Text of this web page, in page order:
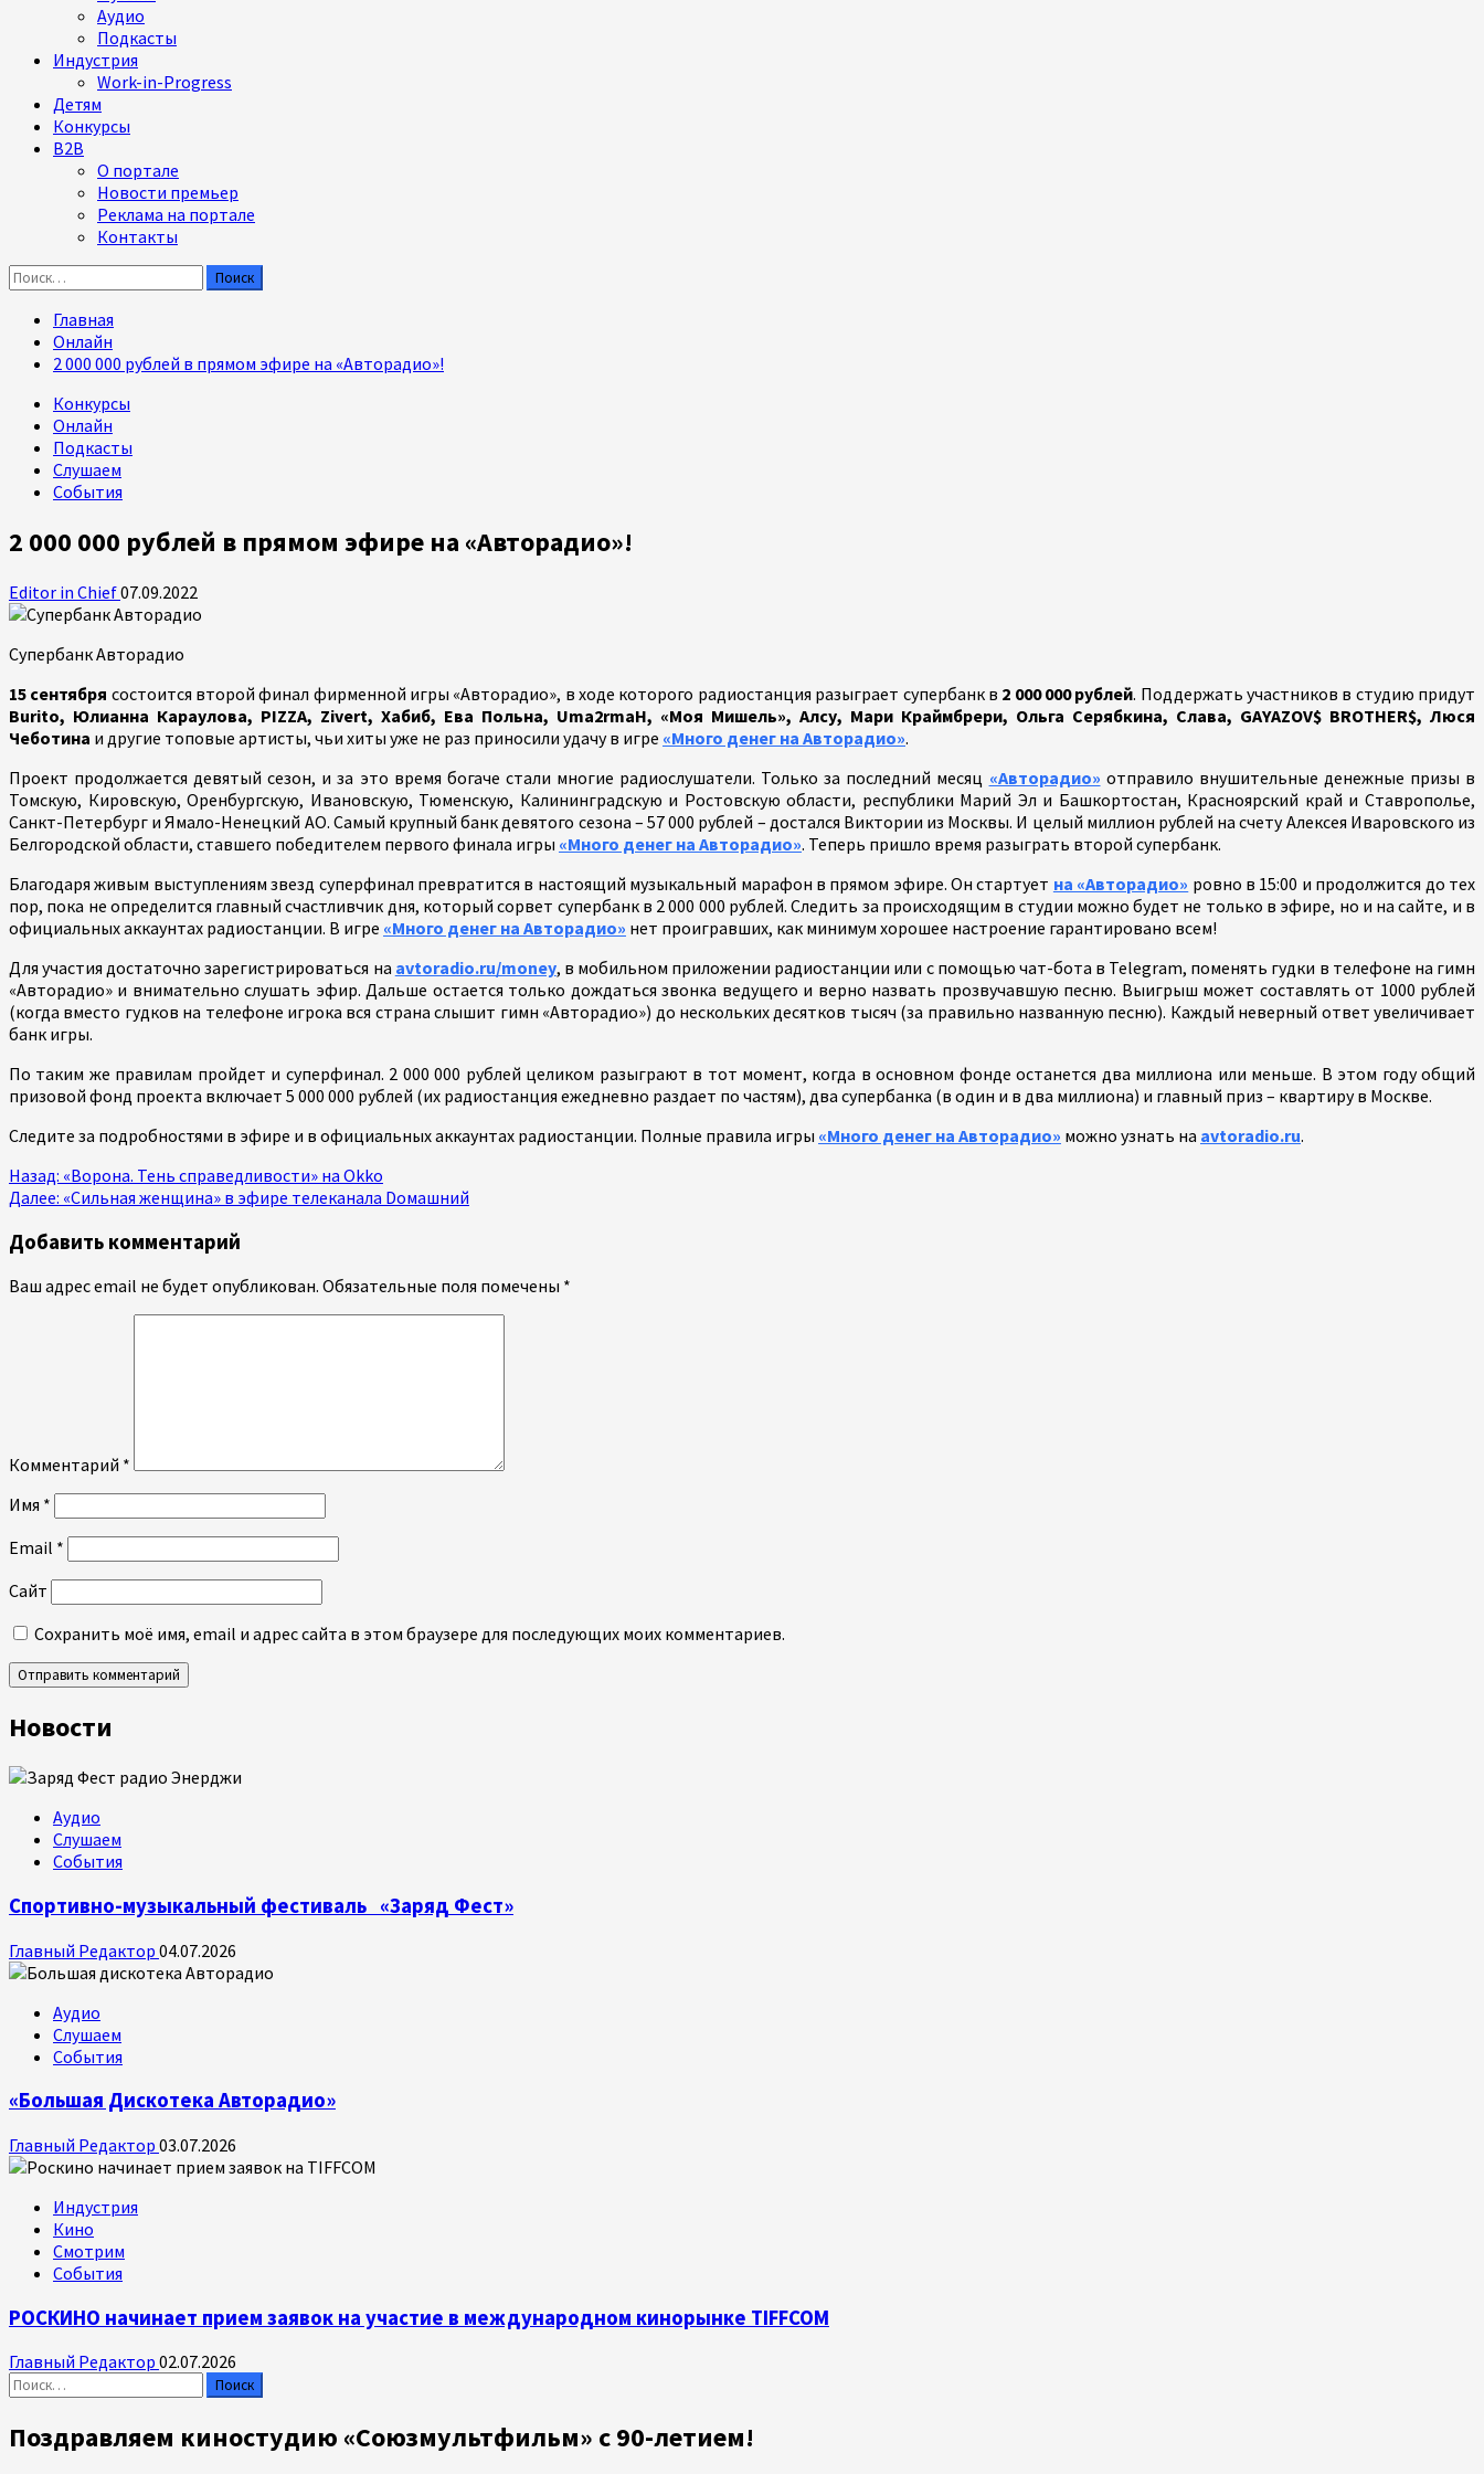
Аудио
Подкасты
Индустрия
Work-in-Progress
Детям
Конкурсы
B2B
О портале
Новости премьер
Реклама на портале
Контакты
Найти:
Главная
Онлайн
2 000 000 рублей в прямом эфире на «Авторадио»!
Конкурсы
Онлайн
Подкасты
Слушаем
События
2 000 000 рублей в прямом эфире на «Авторадио»!
Editor in Chief07.09.2022
Супербанк Авторадио
15 сентября состоится второй финал фирменной игры «Авторадио», в ходе которого радиостанция разыграет супербанк в 2 000 000 рублей. Поддержать участников в студию придут
Burito, Юлианна Караулова, PIZZA, Zivert, Хабиб, Ева Польна, Uma2rmaH, «Моя Мишель», Алсу, Мари Краймбрери, Ольга Серябкина, Слава, GAYAZOV$ BROTHER$, Люся
Чеботина и другие топовые артисты, чьи хиты уже не раз приносили удачу в игре «Много денег на Авторадио».
Проект продолжается девятый сезон, и за это время богаче стали многие радиослушатели. Только за последний месяц «Авторадио» отправило внушительные денежные призы в
Томскую, Кировскую, Оренбургскую, Ивановскую, Тюменскую, Калининградскую и Ростовскую области, республики Марий Эл и Башкортостан, Красноярский край и Ставрополье,
Санкт-Петербург и Ямало-Ненецкий АО. Самый крупный банк девятого сезона – 57 000 рублей – достался Виктории из Москвы. И целый миллион рублей на счету Алексея Иваровского из
Белгородской области, ставшего победителем первого финала игры «Много денег на Авторадио». Теперь пришло время разыграть второй супербанк.
Благодаря живым выступлениям звезд суперфинал превратится в настоящий музыкальный марафон в прямом эфире. Он стартует на «Авторадио» ровно в 15:00 и продолжится до тех
пор, пока не определится главный счастливчик дня, который сорвет супербанк в 2 000 000 рублей. Следить за происходящим в студии можно будет не только в эфире, но и на сайте, и в
официальных аккаунтах радиостанции. В игре «Много денег на Авторадио» нет проигравших, как минимум хорошее настроение гарантировано всем!
Для участия достаточно зарегистрироваться на avtoradio.ru/money, в мобильном приложении радиостанции или с помощью чат-бота в Telegram, поменять гудки в телефоне на гимн
«Авторадио» и внимательно слушать эфир. Дальше остается только дождаться звонка ведущего и верно назвать прозвучавшую песню. Выигрыш может составлять от 1000 рублей
(когда вместо гудков на телефоне игрока вся страна слышит гимн «Авторадио») до нескольких десятков тысяч (за правильно названную песню). Каждый неверный ответ увеличивает
банк игры.
По таким же правилам пройдет и суперфинал. 2 000 000 рублей целиком разыграют в тот момент, когда в основном фонде останется два миллиона или меньше. В этом году общий
призовой фонд проекта включает 5 000 000 рублей (их радиостанция ежедневно раздает по частям), два супербанка (в один и в два миллиона) и главный приз – квартиру в Москве.
Следите за подробностями в эфире и в официальных аккаунтах радиостанции. Полные правила игры «Много денег на Авторадио» можно узнать на avtoradio.ru.
Продолжить
чтение
Назад: «Ворона. Тень справедливости» на Okko
Далее: «Сильная женщина» в эфире телеканала Dомашний
Добавить комментарий
Ваш адрес email не будет опубликован. Обязательные поля помечены *
Комментарий *
Имя *
Email *
Сайт
Сохранить моё имя, email и адрес сайта в этом браузере для последующих моих комментариев.
Новости
Аудио
Слушаем
События
Спортивно-музыкальный фестиваль «Заряд Фест»
Главный Редактор 04.07.2026
Аудио
Слушаем
События
«Большая Дискотека Авторадио»
Главный Редактор 03.07.2026
Индустрия
Кино
Смотрим
События
РОСКИНО начинает прием заявок на участие в международном кинорынке TIFFCOM
Главный Редактор 02.07.2026
Найти:
Поздравляем киностудию «Союзмультфильм» с 90-летием!